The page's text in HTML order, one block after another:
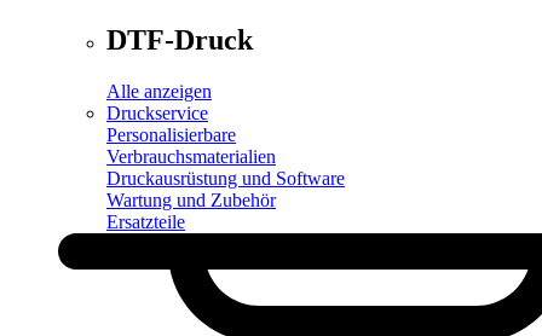
DTF-Druck
Alle anzeigen
Druckservice
Personalisierbare
Verbrauchsmaterialien
Druckausrüstung und Software
Wartung und Zubehör
Ersatzteile